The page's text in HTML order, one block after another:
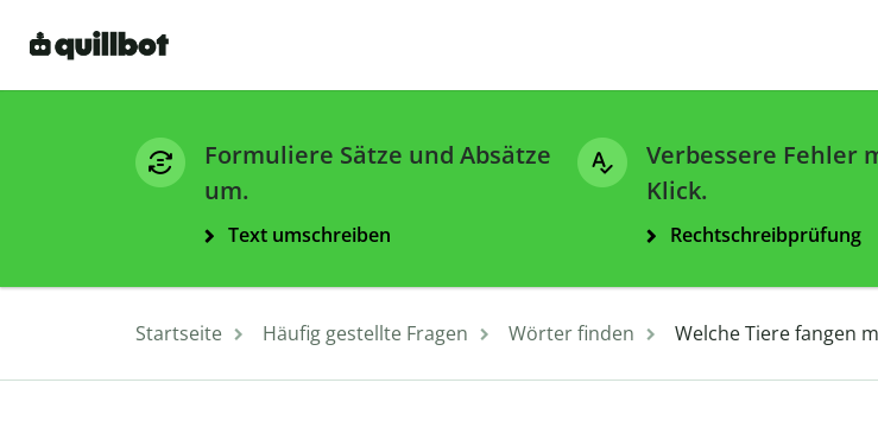
Formuliere Sätze und Absätze
um.
Text umschreiben
Verbessere Fehler
Klick.
Rechtschreibprüfung
Startseite Häufig gestellte Fragen Wörter finden Welche Tiere fangen